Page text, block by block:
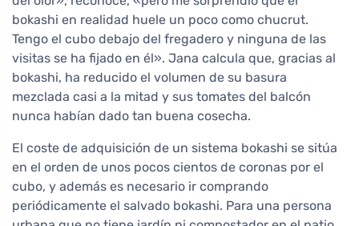
bokashi en realidad huele un poco como chucrut.
Tengo el cubo debajo del fregadero y ninguna de las
visitas se ha fijado en él». Jana calcula que, gracias al
bokashi, ha reducido el volumen de su basura
mezclada casi a la mitad y sus tomates del balcón
nunca habían dado tan buena cosecha.
El coste de adquisición de un sistema bokashi se sitúa
en el orden de unos pocos cientos de coronas por el
cubo, y además es necesario ir comprando
periódicamente el salvado bokashi. Para una persona